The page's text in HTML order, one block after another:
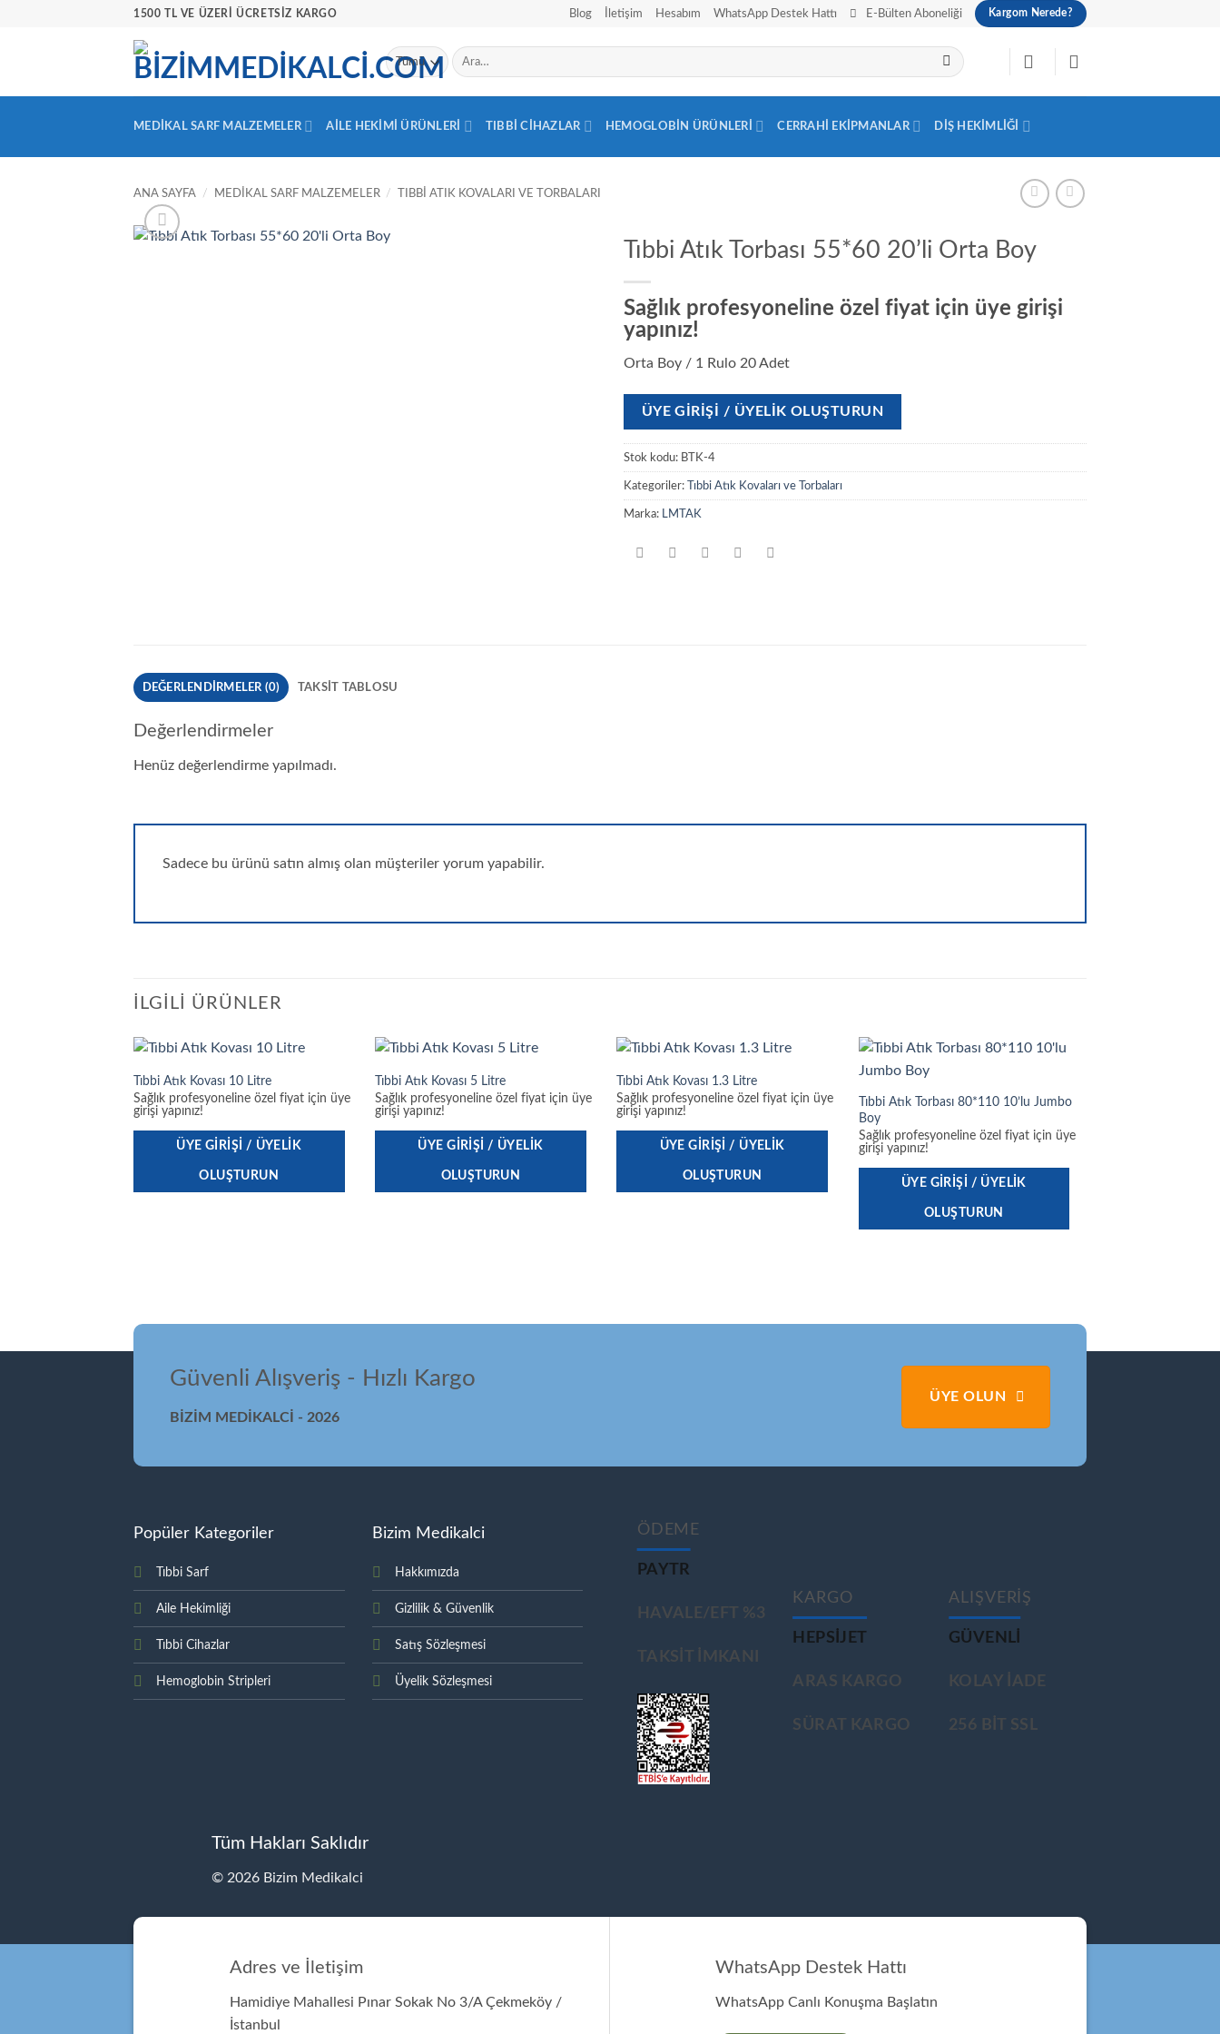
1500 TL VE ÜZERİ ÜCRETSİZ KARGO Blog İletişim Hesabım WhatsApp Destek Hattı E-Bülten Aboneliği Kargom Nerede?
Ara:
MEDIKAL SARF MALZEMELER AILE HEKIMI ÜRÜNLERI TIBBI CIHAZLAR HEMOGLOBIN ÜRÜNLERI CERRAHI EKIPMANLAR DIŞ HEKIMLIĞI
ANA SAYFA / MEDIKAL SARF MALZEMELER / TIBBI ATIK KOVALARI VE TORBALARI
Tıbbi Atık Torbası 55*60 20’li Orta Boy
Sağlık profesyoneline özel fiyat için üye girişi
yapınız!
Orta Boy / 1 Rulo 20 Adet
ÜYE GIRIŞI / ÜYELIK OLUŞTURUN
Stok kodu: BTK-4
Kategoriler: Tıbbi Atık Kovaları ve Torbaları
Marka: LMTAK
DEĞERLENDIRMELER (0) TAKSIT TABLOSU
Değerlendirmeler
Henüz değerlendirme yapılmadı.
Sadece bu ürünü satın almış olan müşteriler yorum yapabilir.
İLGILI ÜRÜNLER
Tıbbi Atık Kovası 10 Litre
Sağlık profesyoneline özel fiyat için üye
girişi yapınız!
ÜYE GIRIŞI / ÜYELIK
OLUŞTURUN
Tıbbi Atık Kovası 5 Litre
Sağlık profesyoneline özel fiyat için üye
girişi yapınız!
ÜYE GIRIŞI / ÜYELIK
OLUŞTURUN
Tıbbi Atık Kovası 1.3 Litre
Sağlık profesyoneline özel fiyat için üye
girişi yapınız!
ÜYE GIRIŞI / ÜYELIK
OLUŞTURUN
Tıbbi Atık Torbası 80*110 10’lu Jumbo
Boy
Sağlık profesyoneline özel fiyat için üye
girişi yapınız!
ÜYE GIRIŞI / ÜYELIK
OLUŞTURUN
Güvenli Alışveriş - Hızlı Kargo
BİZİM MEDİKALCİ - 2026
ÜYE OLUN
Popüler Kategoriler
Tıbbi Sarf
Aile Hekimliği
Tıbbi Cihazlar
Hemoglobin Stripleri
Bizim Medikalci
Hakkımızda
Gizlilik & Güvenlik
Satış Sözleşmesi
Üyelik Sözleşmesi
ÖDEME
PAYTR
HAVALE/EFT %3
TAKSIT IMKANI
KARGO
HEPSIJET
ARAS KARGO
SÜRAT KARGO
ALIŞVERİŞ
GÜVENLİ
KOLAY İADE
256 BİT SSL
Tüm Hakları Saklıdır
© 2026 Bizim Medikalci
Adres ve İletişim
Hamidiye Mahallesi Pınar Sokak No 3/A Çekmeköy /
İstanbul
WhatsApp Destek Hattı
WhatsApp Canlı Konuşma Başlatın